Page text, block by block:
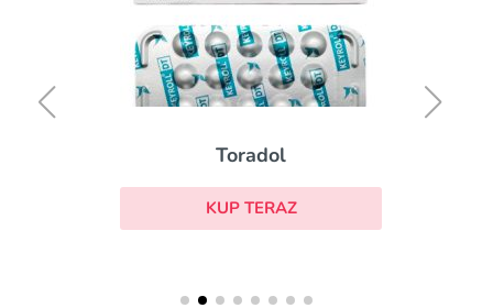
Toradol
KUP TERAZ